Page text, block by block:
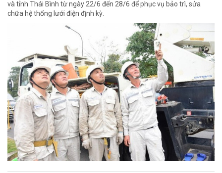
và tỉnh Thái Bình từ ngày 22/6 đến 28/6 để phục vụ bảo trì, sửa
chữa hệ thống lưới điện định kỳ.